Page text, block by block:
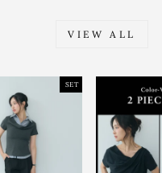
VIEW ALL
SET